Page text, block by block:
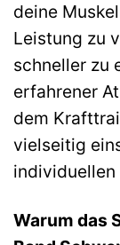
deine
Leistung zu
schneller zu
erfahrener
dem
vielseitig
individuellen
Warum das